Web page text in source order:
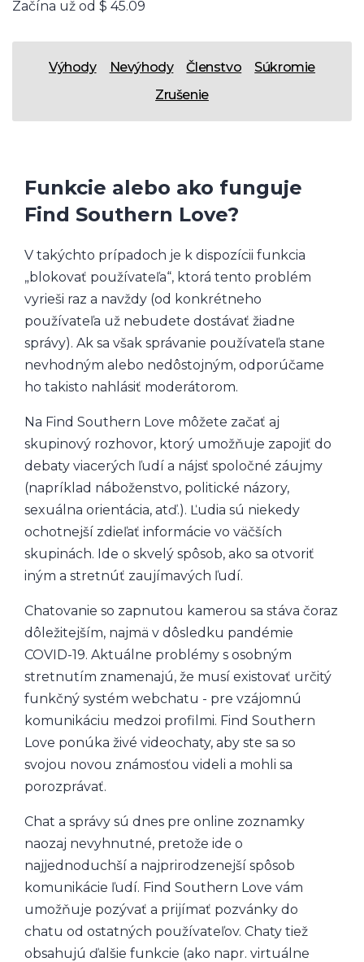
Začína už od $ 45.09
Výhody Nevýhody Členstvo
Súkromie
Zrušenie
Funkcie alebo ako funguje
Find Southern Love?
V takýchto prípadoch je k dispozícii funkcia
„blokovať používateľa“, ktorá tento problém
vyrieši raz a navždy (od konkrétneho
používateľa už nebudete dostávať žiadne
správy). Ak sa však správanie používateľa stane
nevhodným alebo nedôstojným, odporúčame
ho takisto nahlásiť moderátorom.
Na Find Southern Love môžete začať aj
skupinový rozhovor, ktorý umožňuje zapojiť do
debaty viacerých ľudí a nájsť spoločné záujmy
(napríklad náboženstvo, politické názory,
sexuálna orientácia, atď.). Ľudia sú niekedy
ochotnejší zdieľať informácie vo väčších
skupinách. Ide o skvelý spôsob, ako sa otvoriť
iným a stretnúť zaujímavých ľudí.
Chatovanie so zapnutou kamerou sa stáva čoraz
dôležitejším, najmä v dôsledku pandémie
COVID-19. Aktuálne problémy s osobným
stretnutím znamenajú, že musí existovať určitý
funkčný systém webchatu - pre vzájomnú
komunikáciu medzoi profilmi. Find Southern
Love ponúka živé videochaty, aby ste sa so
svojou novou známosťou videli a mohli sa
porozprávať.
Chat a správy sú dnes pre online zoznamky
naozaj nevyhnutné, pretože ide o
najjednoduchší a najprirodzenejší spôsob
komunikácie ľudí. Find Southern Love vám
umožňuje pozývať a prijímať pozvánky do
chatu od ostatných používateľov. Chaty tiež
obsahujú ďalšie funkcie (ako napr. virtuálne